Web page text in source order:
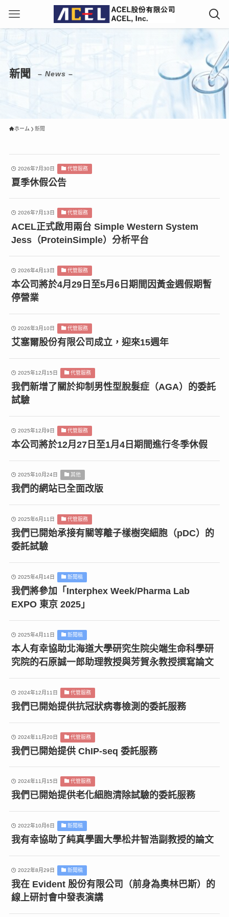
新聞 – News –
ホーム 新聞
2026年7月30日 代管服務
夏季休假公告
2026年7月13日 代管服務
ACEL正式啟用兩台 Simple Western System
Jess（ProteinSimple）分析平台
2026年4月13日 代管服務
本公司將於4月29日至5月6日期間因黃金週假期暫
停營業
2026年3月10日 代管服務
艾塞爾股份有限公司成立，迎來15週年
2025年12月15日 代管服務
我們新增了關於抑制男性型脫髮症（AGA）的委託
試驗
2025年12月9日 代管服務
本公司將於12月27日至1月4日期間進行冬季休假
2025年10月24日 其他
我們的網站已全面改版
2025年6月11日 代管服務
我們已開始承接有關等離子樣樹突細胞（pDC）的
委託試驗
2025年4月14日 新聞稿
我們將參加「Interphex Week/Pharma Lab
EXPO 東京 2025」
2025年4月11日 新聞稿
本人有幸協助北海道大學研究生院尖端生命科學研
究院的石原誠一郎助理教授與芳賀永教授撰寫論文
2024年12月11日 代管服務
我們已開始提供抗冠狀病毒檢測的委託服務
2024年11月20日 代管服務
我們已開始提供 ChIP-seq 委託服務
2024年11月15日 代管服務
我們已開始提供老化細胞清除試驗的委託服務
2022年10月6日 新聞稿
我有幸協助了純真學園大學松井智浩副教授的論文
2022年8月29日 新聞稿
我在 Evident 股份有限公司（前身為奧林巴斯）的
線上研討會中發表演講